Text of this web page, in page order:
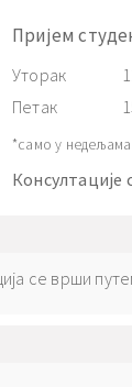
Пријем
Уторак
Петак
*само у
Консултације
се врши